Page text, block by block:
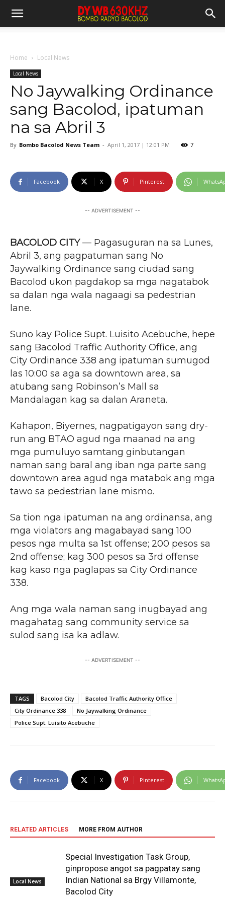
Home Local News
Local News
No Jaywalking Ordinance
sang Bacolod, ipatuman
na sa Abril 3
By Bombo Bacolod News Team - April 1, 2017 | 12:01 PM 7
Facebook X Pinterest
-- ADVERTISEMENT --
BACOLOD CITY— Pagasuguran na sa Lunes,
Abril 3, ang pagpatuman sang No
Jaywalking Ordinance sang ciudad sang
Bacolod ukon pagdakop sa mga nagatabok
sa dalan nga wala nagaagi sa pedestrian
lane.
Suno kay Police Supt. Luisito Acebuche, hepe
sang Bacolod Traffic Authority Office, ang
City Ordinance 338 ang ipatuman sumugod
las 10:00 sa aga sa downtown area, sa
atubang sang Robinson’s Mall sa
Mandalagan kag sa dalan Araneta.
Kahapon, Biyernes, nagpatigayon sang dry-
run ang BTAO agud nga maanad na ang
mga pumuluyo samtang ginbutangan
naman sang baral ang iban nga parte sang
downtown area agud nga matabok ang mga
tawo sa pedestrian lane mismo.
Sa tion nga ipatuman na ang ordinansa, ang
mga violators ang magabayad sang 100
pesos nga multa sa 1st offense; 200 pesos sa
2nd offense; kag 300 pesos sa 3rd offense
kag kaso nga paglapas sa City Ordinance
338.
Ang mga wala naman sang inugbayad ang
magahatag sang community service sa
sulod sang isa ka adlaw.
-- ADVERTISEMENT --
TAGS Bacolod City
Bacolod Traffic Authority Office
City Ordinance 338
No Jaywalking Ordinance
Police Supt. Luisito Acebuche
Facebook X Pinterest
RELATED ARTICLES MORE FROM AUTHOR
Local News
Special Investigation Task Group,
ginpropose angot sa pagpatay sang
Indian National sa Brgy Villamonte,
Bacolod City